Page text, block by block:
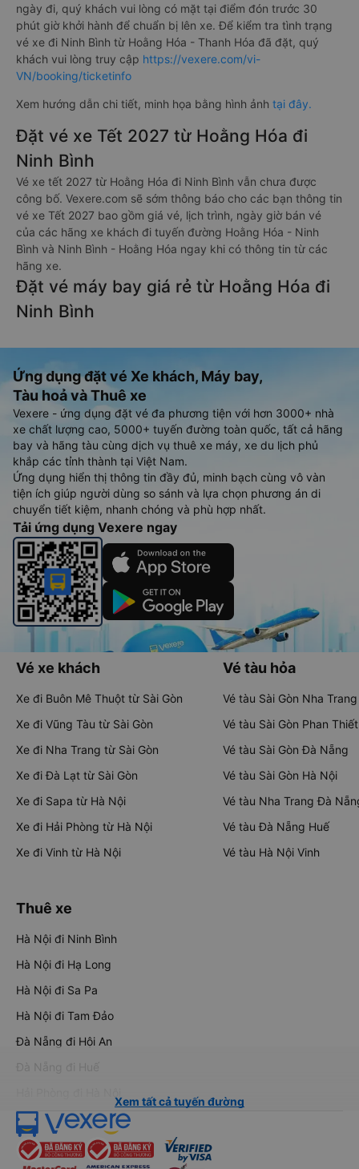
ngày đi, quý khách vui lòng có mặt tại điểm đón trước 30
phút giờ khởi hành để chuẩn bị lên xe. Để kiểm tra tình trạng
vé xe đi Ninh Bình từ Hoằng Hóa - Thanh Hóa đã đặt, quý
khách vui lòng truy cập https://vexere.com/vi-
VN/booking/ticketinfo
Xem hướng dẫn chi tiết, minh họa bằng hình ảnh tại đây.
Đặt vé xe Tết 2027 từ Hoằng Hóa đi
Ninh Bình
Vé xe tết 2027 từ Hoằng Hóa đi Ninh Bình vẫn chưa được
công bố. Vexere.com sẽ sớm thông báo cho các bạn thông tin
vé xe Tết 2027 bao gồm giá vé, lịch trình, ngày giờ bán vé
của các hãng xe khách đi tuyến đường Hoằng Hóa - Ninh
Bình và Ninh Bình - Hoằng Hóa ngay khi có thông tin từ các
hãng xe.
Đặt vé máy bay giá rẻ từ Hoằng Hóa đi
Ninh Bình
Ứng dụng đặt vé Xe khách, Máy bay,
Tàu hoả và Thuê xe
Vexere - ứng dụng đặt vé đa phương tiện với hơn 3000+ nhà
xe chất lượng cao, 5000+ tuyến đường toàn quốc, tất cả hãng
bay và hãng tàu cùng dịch vụ thuê xe máy, xe du lịch phủ
khắp các tỉnh thành tại Việt Nam.
Ứng dụng hiển thị thông tin đầy đủ, minh bạch cùng vô vàn
tiện ích giúp người dùng so sánh và lựa chọn phương án di
chuyển tiết kiệm, nhanh chóng và phù hợp nhất.
Tải ứng dụng Vexere ngay
Vé xe khách
Xe đi Buôn Mê Thuột từ Sài Gòn
Xe đi Vũng Tàu từ Sài Gòn
Xe đi Nha Trang từ Sài Gòn
Xe đi Đà Lạt từ Sài Gòn
Xe đi Sapa từ Hà Nội
Xe đi Hải Phòng từ Hà Nội
Xe đi Vinh từ Hà Nội
Vé tàu hỏa
Vé tàu Sài Gòn Nha Trang
Vé tàu Sài Gòn Phan Thiết
Vé tàu Sài Gòn Đà Nẵng
Vé tàu Sài Gòn Hà Nội
Vé tàu Nha Trang Đà
Vé tàu Đà Nẵng Huế
Vé tàu Hà Nội Vinh
Thuê xe
Hà Nội đi Ninh Bình
Hà Nội đi Hạ Long
Hà Nội đi Sa Pa
Hà Nội đi Tam Đảo
Đà Nẵng đi Hội An
Đà Nẵng đi Huế
Xem tất cả tuyến đường